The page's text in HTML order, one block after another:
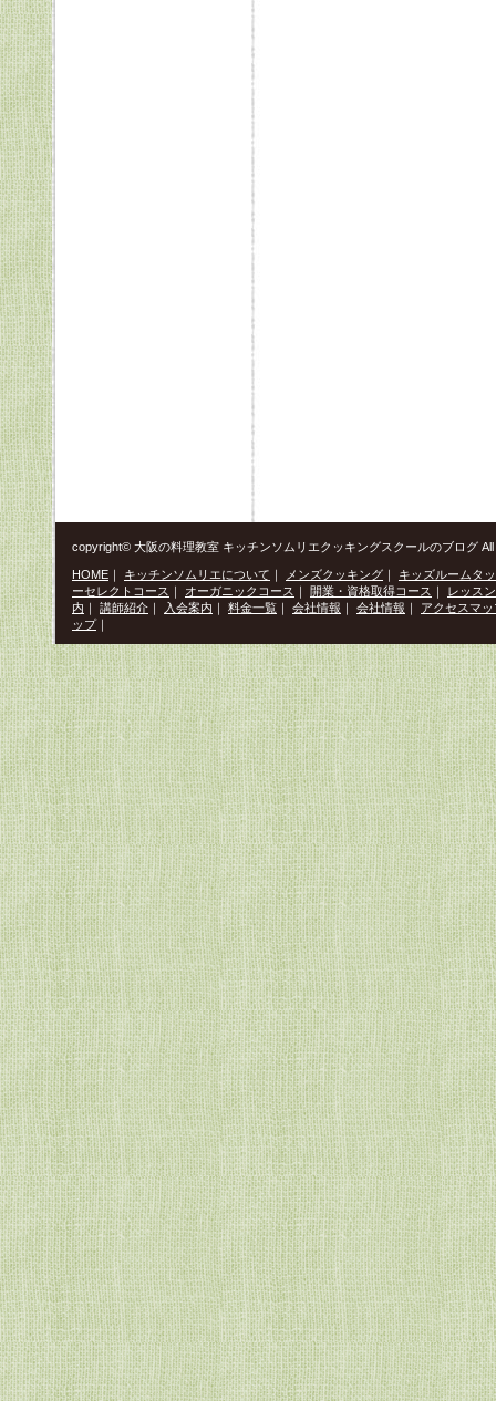
copyright© 大阪の料理教室 キッチンソムリエクッキングスクールのブログ
HOME ｜ キッチンソムリエについて ｜ メンズクッキング ｜
キッズルームタ
ーセレクトコース ｜ オーガニックコース ｜ 開業・資格取得コース ｜
レッス
内 ｜ 講師紹介 ｜ 入会案内 ｜ 料金一覧 ｜ 会社情報 ｜ 会社情報 ｜
アクセスマッ
ップ｜